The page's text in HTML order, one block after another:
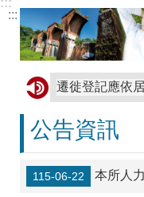
:::
:::
上傳數位相片
公告資訊
115-06-22 本所人力不足